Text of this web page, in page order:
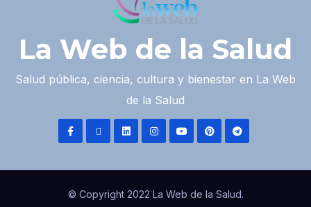
La Web de la Salud
Salud pública, ciencia, cultura y bienestar en La Web
de la Salud
© Copyright 2022 La Web de la Salud.